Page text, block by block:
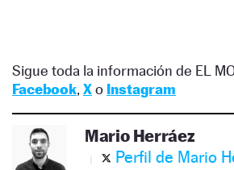
Sigue toda la información de EL
Facebook, Xo Instagram
Mario Herráez
Perfil de Mario